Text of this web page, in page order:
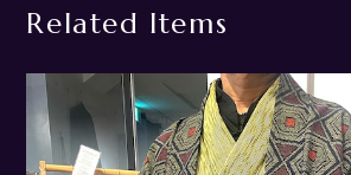
Related Items